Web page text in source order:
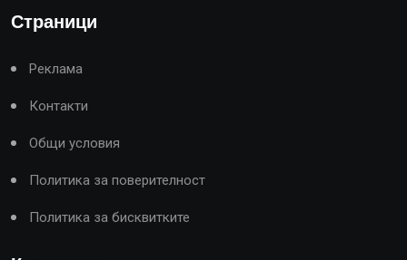
Страници
Реклама
Контакти
Общи условия
Политика за поверителност
Политика за бисквитките